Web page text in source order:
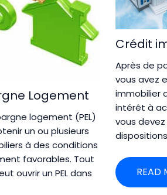
Logement
logement (PEL)
un ou plusieurs
à des conditions
favorables. Tout
ouvrir un PEL dans
Crédit
Après de
vous avez
immobilier
intérêt à
vous
READ